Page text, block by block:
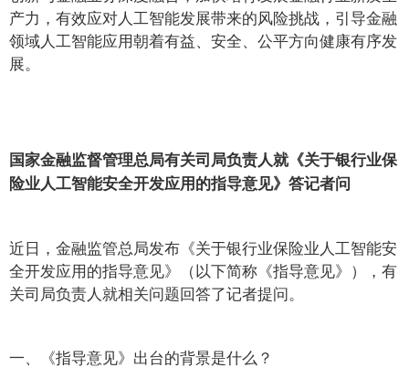
产力，有效应对人工智能发展带来的风险挑战，引导金融
领域人工智能应用朝着有益、安全、公平方向健康有序发
展。
国家金融监督管理总局有关司局负责人就《关于银行业保
险业人工智能安全开发应用的指导意见》答记者问
近日，金融监管总局发布《关于银行业保险业人工智能安
全开发应用的指导意见》（以下简称《指导意见》），有
关司局负责人就相关问题回答了记者提问。
一、《指导意见》出台的背景是什么？